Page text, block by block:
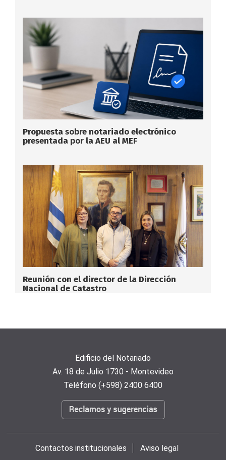
Propuesta sobre notariado electrónico
presentada por la AEU al MEF
Reunión con el director de la Dirección
Nacional de Catastro
Edificio del Notariado
Av. 18 de Julio 1730 - Montevideo
Teléfono (+598) 2400 6400
Contactos institucionales Aviso legal